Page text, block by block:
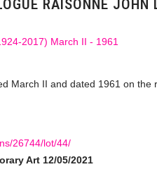
RAISONNE JOHN
March II and dated 1961 on the
26744/lot/44/
Art 12/05/2021